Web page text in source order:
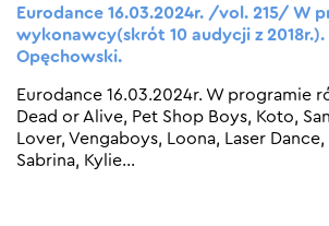
Eurodance 16.03.2024r. /vol. 215/ W
wykonawcy(skrót 10 audycji z 2018r.).
Opęchowski.
Eurodance 16.03.2024r. W programie
Dead or Alive, Pet Shop Boys, Koto,
Lover, Vengaboys, Loona, Laser Dance,
Sabrina, Kylie…